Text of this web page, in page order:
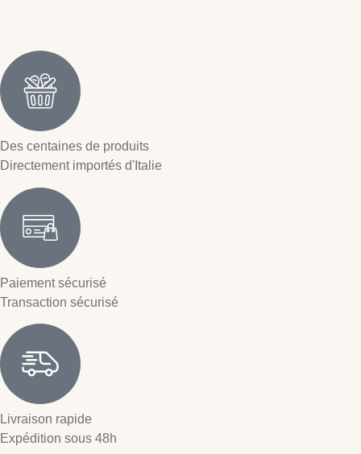
Des centaines de produits
Directement importés d'Italie
Paiement sécurisé
Transaction sécurisé
Livraison rapide
Expédition sous 48h